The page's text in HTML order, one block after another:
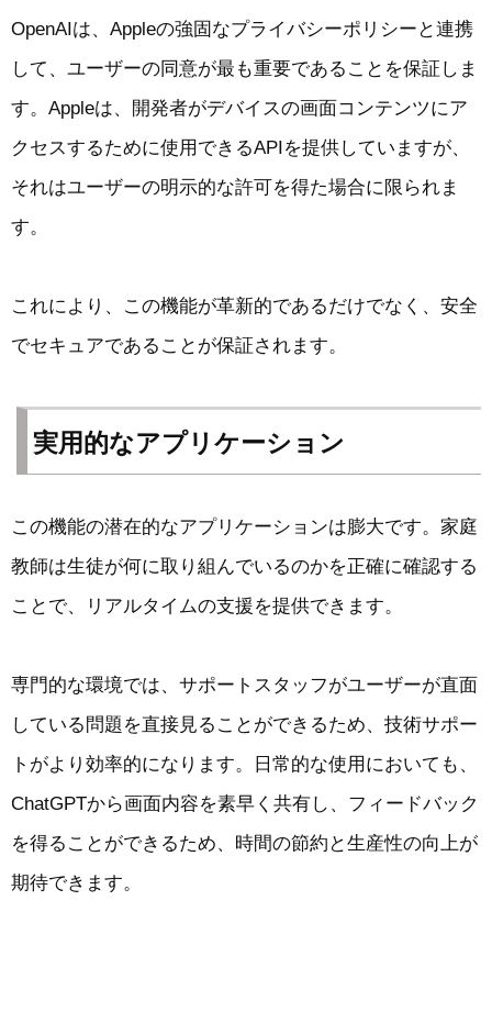
OpenAIは、Appleの強固なプライバシーポリシーと連携
して、ユーザーの同意が最も重要であることを保証しま
す。Appleは、開発者がデバイスの画面コンテンツにア
クセスするために使用できるAPIを提供していますが、
それはユーザーの明示的な許可を得た場合に限られま
す。
これにより、この機能が革新的であるだけでなく、安全
でセキュアであることが保証されます。
実用的なアプリケーション
この機能の潜在的なアプリケーションは膨大です。家庭
教師は生徒が何に取り組んでいるのかを正確に確認する
ことで、リアルタイムの支援を提供できます。
専門的な環境では、サポートスタッフがユーザーが直面
している問題を直接見ることができるため、技術サポー
トがより効率的になります。日常的な使用においても、
ChatGPTから画面内容を素早く共有し、フィードバック
を得ることができるため、時間の節約と生産性の向上が
期待できます。